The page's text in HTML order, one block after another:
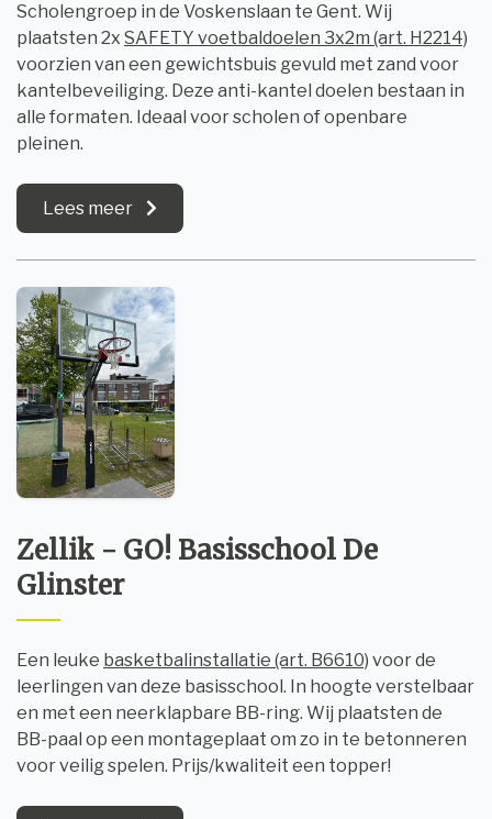
Scholengroep in de Voskenslaan te Gent. Wij
plaatsten 2x SAFETY voetbaldoelen 3x2m (art. H2214)
voorzien van een gewichtsbuis gevuld met zand voor
kantelbeveiliging. Deze anti-kantel doelen bestaan in
alle formaten. Ideaal voor scholen of openbare
pleinen.
Lees meer
Zellik - GO! Basisschool De
Glinster
Een leuke basketbalinstallatie (art. B6610) voor de
leerlingen van deze basisschool. In hoogte verstelbaar
en met een neerklapbare BB-ring. Wij plaatsten de
BB-paal op een montageplaat om zo in te betonneren
voor veilig spelen. Prijs/kwaliteit een topper!